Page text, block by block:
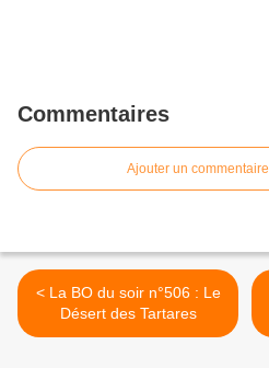
Commentaires
Ajouter un commentaire
< La BO du soir n°506 : Le
Désert des Tartares